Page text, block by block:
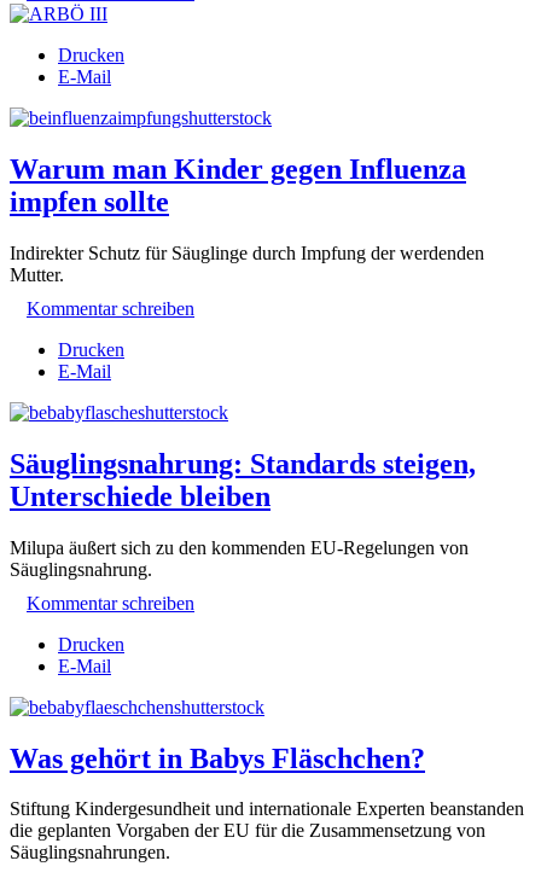
Drucken
E-Mail
Warum man Kinder gegen Influenza
impfen sollte
Indirekter Schutz für Säuglinge durch Impfung der werdenden
Mutter.
Kommentar schreiben
Drucken
E-Mail
Säuglingsnahrung: Standards steigen,
Unterschiede bleiben
Milupa äußert sich zu den kommenden EU-Regelungen von
Säuglingsnahrung.
Kommentar schreiben
Drucken
E-Mail
Was gehört in Babys Fläschchen?
Stiftung Kindergesundheit und internationale Experten beanstanden
die geplanten Vorgaben der EU für die Zusammensetzung von
Säuglingsnahrungen.